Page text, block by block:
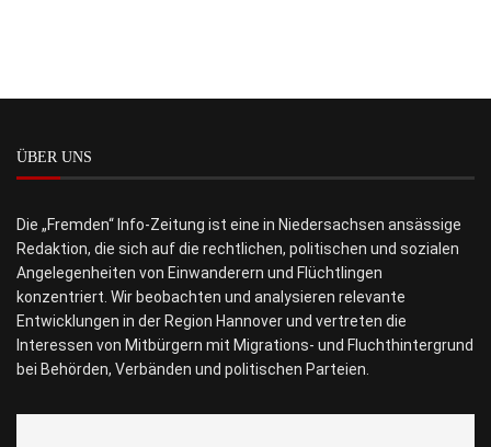
ÜBER UNS
Die „Fremden“ Info-Zeitung ist eine in Niedersachsen ansässige
Redaktion, die sich auf die rechtlichen, politischen und sozialen
Angelegenheiten von Einwanderern und Flüchtlingen
konzentriert. Wir beobachten und analysieren relevante
Entwicklungen in der Region Hannover und vertreten die
Interessen von Mitbürgern mit Migrations- und Fluchthintergrund
bei Behörden, Verbänden und politischen Parteien.